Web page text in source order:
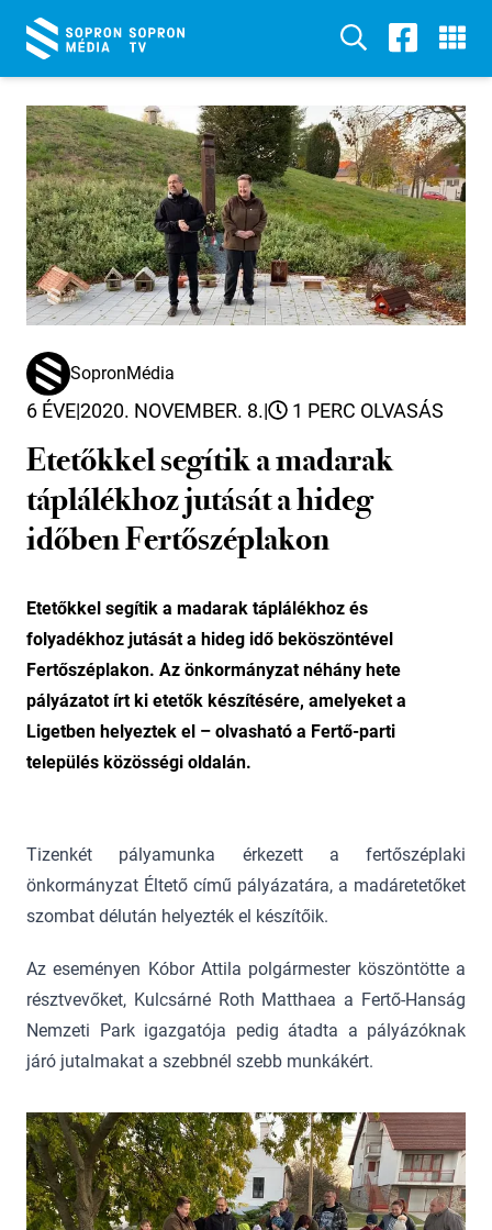
SopronMédia
6 ÉVE|2020. NOVEMBER. 8.| 1 PERC OLVASÁS
Etetőkkel segítik a madarak
táplálékhoz jutását a hideg
időben Fertőszéplakon
Etetőkkel segítik a madarak táplálékhoz és
folyadékhoz jutását a hideg idő beköszöntével
Fertőszéplakon. Az önkormányzat néhány hete
pályázatot írt ki etetők készítésére, amelyeket a
Ligetben helyeztek el – olvasható a Fertő-parti
település közösségi oldalán.
Tizenkét pályamunka érkezett a fertőszéplaki
önkormányzat Éltető című pályázatára, a madáretetőket
szombat délután helyezték el készítőik.
Az eseményen Kóbor Attila polgármester köszöntötte a
résztvevőket, Kulcsárné Roth Matthaea a Fertő-Hanság
Nemzeti Park igazgatója pedig átadta a pályázóknak
járó jutalmakat a szebbnél szebb munkákért.